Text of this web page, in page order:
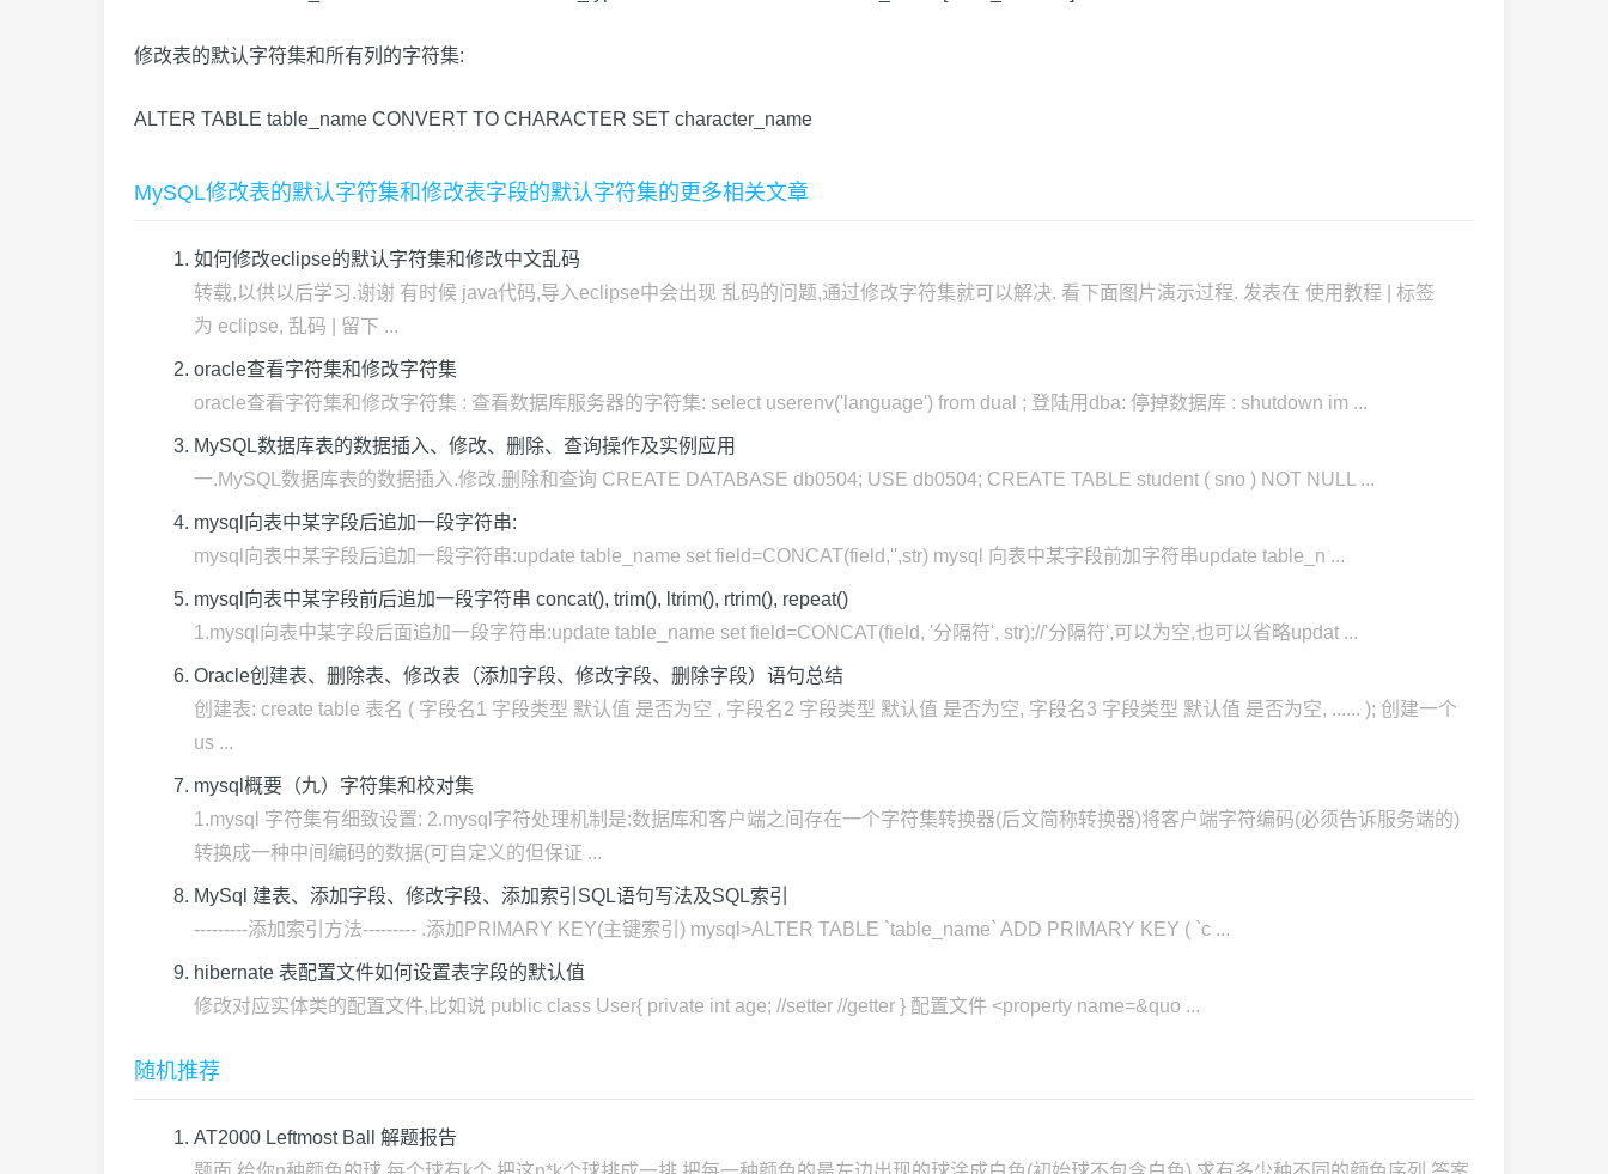
修改表的默认字符集和所有列的字符集:
ALTER TABLE table_name CONVERT TO CHARACTER SET character_name
MySQL修改表的默认字符集和修改表字段的默认字符集的更多相关文章
如何修改eclipse的默认字符集和修改中文乱码
转载,以供以后学习.谢谢 有时候 java代码,导入eclipse中会出现 乱码的问题,通过修改字符集就可以解决. 看下面图片演示过程. 发表在 使用教程 | 标签
为 eclipse, 乱码 | 留下 ...
oracle查看字符集和修改字符集
oracle查看字符集和修改字符集 : 查看数据库服务器的字符集: select userenv('language') from dual ; 登陆用dba: 停掉数据库 : shutdown im ...
MySQL数据库表的数据插入、修改、删除、查询操作及实例应用
一.MySQL数据库表的数据插入.修改.删除和查询 CREATE DATABASE db0504; USE db0504; CREATE TABLE student ( sno ) NOT NULL ...
mysql向表中某字段后追加一段字符串:
mysql向表中某字段后追加一段字符串:update table_name set field=CONCAT(field,'',str) mysql 向表中某字段前加字符串update table_n ...
mysql向表中某字段前后追加一段字符串 concat(), trim(), ltrim(), rtrim(), repeat()
1.mysql向表中某字段后面追加一段字符串:update table_name set field=CONCAT(field, '分隔符', str);//'分隔符',可以为空,也可以省略updat ...
Oracle创建表、删除表、修改表（添加字段、修改字段、删除字段）语句总结
创建表: create table 表名 ( 字段名1 字段类型 默认值 是否为空 , 字段名2 字段类型 默认值 是否为空, 字段名3 字段类型 默认值 是否为空, ...... ); 创建一个
us ...
mysql概要（九）字符集和校对集
1.mysql 字符集有细致设置: 2.mysql字符处理机制是:数据库和客户端之间存在一个字符集转换器(后文简称转换器)将客户端字符编码(必须告诉服务端的)
转换成一种中间编码的数据(可自定义的但保证 ...
MySql 建表、添加字段、修改字段、添加索引SQL语句写法及SQL索引
---------添加索引方法--------- .添加PRIMARY KEY(主键索引) mysql>ALTER TABLE `table_name` ADD PRIMARY KEY ( `c ...
hibernate 表配置文件如何设置表字段的默认值
修改对应实体类的配置文件,比如说 public class User{ private int age; //setter //getter } 配置文件 <property name=&quo ...
随机推荐
AT2000 Leftmost Ball 解题报告